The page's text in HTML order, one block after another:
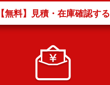
【無料】見積・在庫確認する